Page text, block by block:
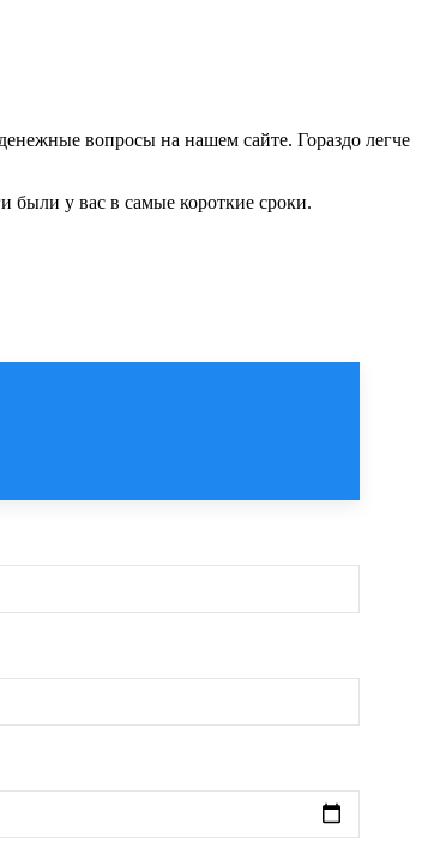
вопросы на нашем сайте. Гораздо легче
были у вас в самые короткие сроки.